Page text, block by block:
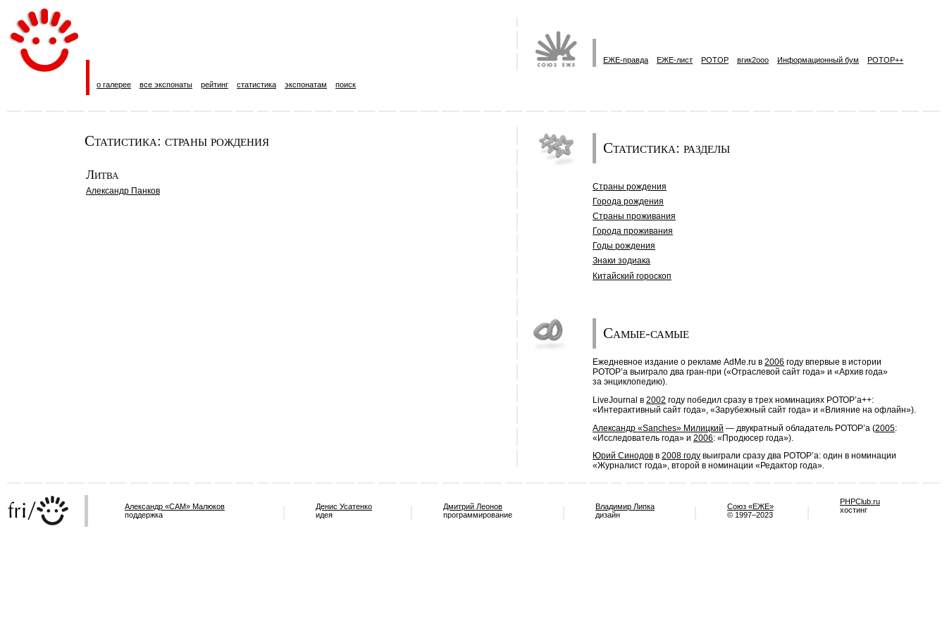
о галерее все экспонаты рейтинг статистика экспонатам поиск
ЕЖЕ-правда ЕЖЕ-лист РОТОР вгик2ooo Информационный бум РОТОР++
Статистика: страны рождения
Литва
Александр Панков
Статистика: разделы
Страны рождения
Города рождения
Страны проживания
Города проживания
Годы рождения
Знаки зодиака
Китайский гороскоп
Самые-самые
Ежедневное издание о рекламе AdMe.ru в 2006 году впервые в истории
РОТОР’a выиграло два гран-при («Отраслевой сайт года» и «Архив года»
за энциклопедию).
LiveJournal в 2002 году победил сразу в трех номинациях РОТОР’a++:
«Интерактивный сайт года», «Зарубежный сайт года» и «Влияние на офлайн»).
Александр «Sanches» Милицкий — двукратный обладатель РОТОР’a (2005:
«Исследователь года» и 2006: «Продюсер года»).
Юрий Синодов в 2008 году выиграли сразу два РОТОР’а: один в номинации
«Журналист года», второй в номинации «Редактор года».
Александр «САМ» Малюков
поддержка
Денис Усатенко
идея
Дмитрий Леонов
программирование
Владимир Липка
дизайн
Союз «ЕЖЕ»
© 1997–2023
PHPClub.ru
хостинг